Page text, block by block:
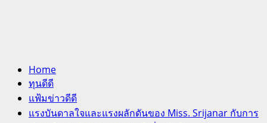
Home
ทุนดีดี
แฟ้มข่าวดีดี
แรงบันดาลใจและแรงผลักดันของ Miss. Srijanar กับการ